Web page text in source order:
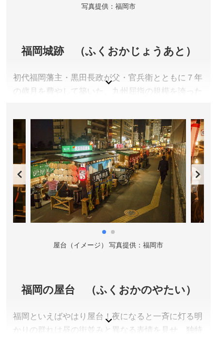
写真提供：福岡市
福岡城跡 （ふくおかじょうあと）
初代福岡藩主・黒田長政が父・官兵衛とともに７年
の歳月を費やして築いた、九州屈指の規模を誇った
い眺望が広がります。
福岡県福岡市
入城料／無料(イベント期間中を除く)
開城時間／終日
アクセス／福岡市営地下鉄 赤坂駅(2番出口)より徒歩約
10分（三の丸スクエアへは 大濠公園駅(5番出口)より徒
歩約10分)。
所在地／福岡県福岡市中央区城内1-4
お問い合わせ／092-732-4801(福岡城むかし探訪館
9:00～17:00)屋台（イメージ） 写真提供：福岡市
福岡の屋台 （ふくおかのやたい）
福岡といえばやはり屋台！夜になると一斉に灯る明
かりの群れは昼の街並みと異なる表情を見せ、独特